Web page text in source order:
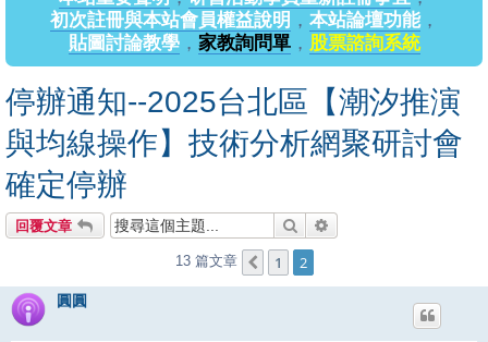
初次註冊與本站會員權益說明 ， 本站論壇功能，
貼圖討論教學， 家教詢問單， 股票諮詢系統
停辦通知--2025台北區【潮汐推演
與均線操作】技術分析網聚研討會
確定停辦
回覆文章 搜尋
13 篇文章 上一頁
1 2
圓圓